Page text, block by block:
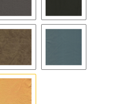
7100 - grau 7130 -
bill
8100 - cowboy